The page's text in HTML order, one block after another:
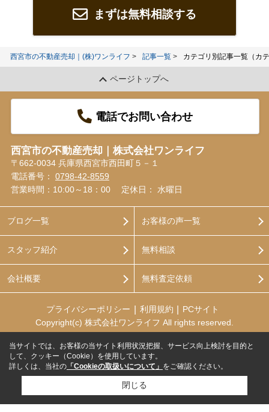
まずは無料相談する
西宮市の不動産売却｜(株)ワンライフ 記事一覧 カテゴリ別記事一覧（カ
ページトップへ
電話でお問い合わせ
西宮市の不動産売却｜株式会社ワンライフ
〒662-0034 兵庫県西宮市西田町５－１
電話番号： 0798-42-8559
営業時間：10:00～18：00
定休日： 水曜日
ブログ一覧
スタッフ紹介
会社概要
お客様の声一覧
無料相談
無料査定依頼
プライバシーポリシー 利用規約
PCサイト
Copyright(c) 株式会社ワンライフ All rights reserved.
当サイトでは、お客様の当サイト利用状況把握、サービス向上検討を目的と
して、クッキー（Cookie）を使用しています。
詳しくは、当社の 「Cookieの取扱いについて」 をご確認ください。
閉じる